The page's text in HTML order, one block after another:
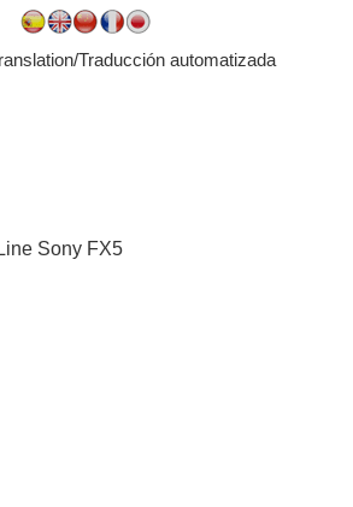
Traducción automatizada
Sony FX5